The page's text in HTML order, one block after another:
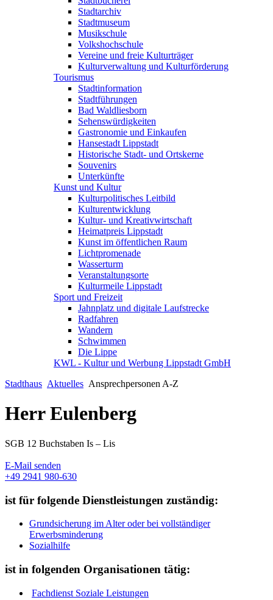
Stadtarchiv
Stadtmuseum
Musikschule
Volkshochschule
Vereine und freie Kulturträger
Kulturverwaltung und Kulturförderung
Tourismus
Stadtinformation
Stadtführungen
Bad Waldliesborn
Sehenswürdigkeiten
Gastronomie und Einkaufen
Hansestadt Lippstadt
Historische Stadt- und Ortskerne
Souvenirs
Unterkünfte
Kunst und Kultur
Kulturpolitisches Leitbild
Kulturentwicklung
Kultur- und Kreativwirtschaft
Heimatpreis Lippstadt
Kunst im öffentlichen Raum
Lichtpromenade
Wasserturm
Veranstaltungsorte
Kulturmeile Lippstadt
Sport und Freizeit
Jahnplatz und digitale Laufstrecke
Radfahren
Wandern
Schwimmen
Die Lippe
KWL - Kultur und Werbung Lippstadt GmbH
Stadthaus Aktuelles Ansprechpersonen A-Z
Herr Eulenberg
SGB 12 Buchstaben Is – Lis
E-Mail senden
+49 2941 980-630
ist für folgende Dienstleistungen zuständig:
Grundsicherung im Alter oder bei vollständiger
Erwerbsminderung
Sozialhilfe
ist in folgenden Organisationen tätig:
Fachdienst Soziale Leistungen